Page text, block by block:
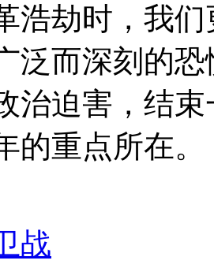
浩劫时，我
泛而深刻的
治迫害，结
的重点所在。
战